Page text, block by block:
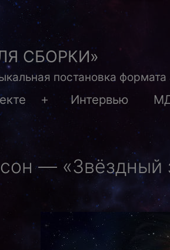
СБОРКИ»
постановка формата
Открыть
меню
Интервью
— «Звёздный